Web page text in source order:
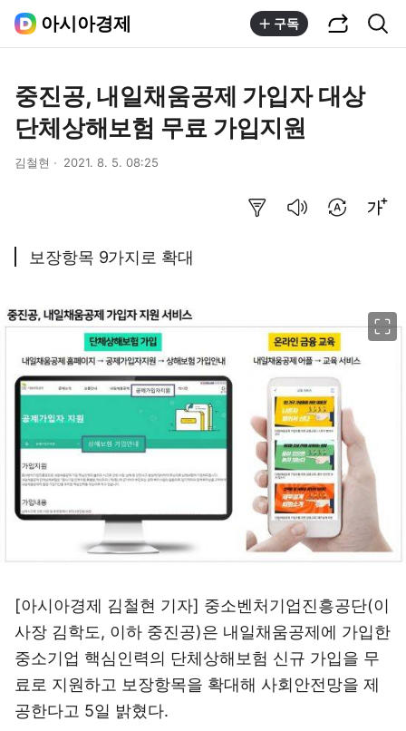
아시아경제 구독
중진공, 내일채움공제 가입자 대상
단체상해보험 무료 가입지원
김철현 2021. 8. 5. 08:25
보장항목 9가지로 확대
[아시아경제 김철현 기자] 중소벤처기업진흥공단(이
사장 김학도, 이하 중진공)은 내일채움공제에 가입한
중소기업 핵심인력의 단체상해보험 신규 가입을 무
료로 지원하고 보장항목을 확대해 사회안전망을 제
공한다고 5일 밝혔다.